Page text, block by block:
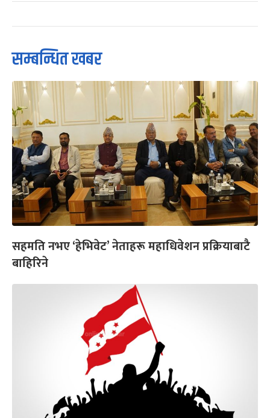
सम्बन्धित खबर
सहमति नभए ‘हेभिवेट’ नेताहरू महाधिवेशन प्रक्रियाबाटै
बाहिरिने